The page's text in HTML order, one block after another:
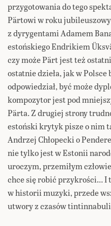
przygotowania do tego
Pärtowi w roku
z dyrygentami Adamem
estońskiego Endrikiem
czy może Pärt jest też
ostatnie dzieła, jak w
odpowiedział, być może
kompozytor jest pod
Pärta. Z drugiej strony
estoński krytyk pisze o nim
Andrzej Chłopecki o
nie tylko jest w Estonii
uroczym, przemiłym
chce się robić przykrości… I
w historii muzyki, przede
utwory z czasów